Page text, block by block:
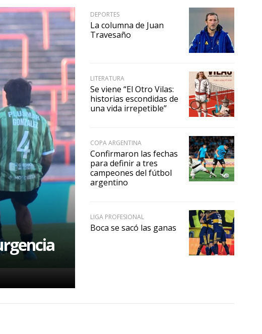
DEPORTES
La columna de Juan
Travesaño
LITERATURA
Se viene “El Otro Vilas:
historias escondidas de
una vida irrepetible”
COPA ARGENTINA
Confirmaron las fechas
para definir a tres
campeones del fútbol
argentino
LIGA PROFESIONAL
Boca se sacó las ganas